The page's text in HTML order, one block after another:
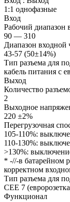
1:1 однофазные
Вход
Рабочий диапазон
90 — 310
Диапазон входной
43-57 (50±14%)
Тип разъема для
кабель питания с
Выход
Количество
2
Выходное
220 ±2%
Перегрузочная
105-110%:
110-130%:
>130%:
* -//-в батарейном
корректном
Тип разъема для
CEE 7
Функционал